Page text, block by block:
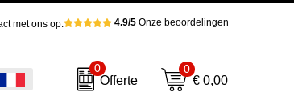
met ons op. 4.9/5Onze beoordelingen
0
Offerte
0
€ 0,00